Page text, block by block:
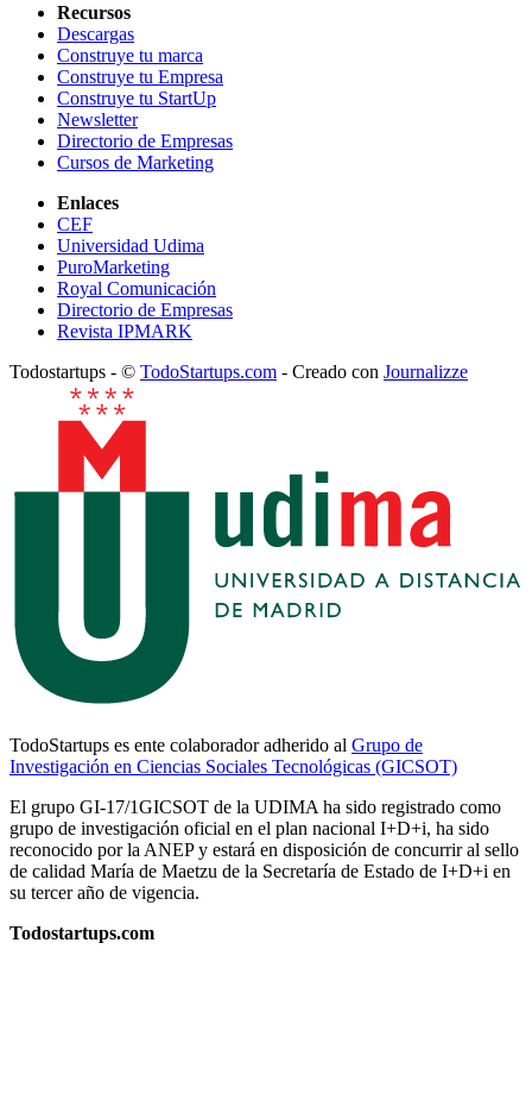
Recursos
Descargas
Construye tu marca
Construye tu Empresa
Construye tu StartUp
Newsletter
Directorio de Empresas
Cursos de Marketing
Enlaces
CEF
Universidad Udima
PuroMarketing
Royal Comunicación
Directorio de Empresas
Revista IPMARK
Todostartups - © TodoStartups.com - Creado con Journalizze
TodoStartups es ente colaborador adherido al Grupo de
Investigación en Ciencias Sociales Tecnológicas (GICSOT)
El grupo GI-17/1GICSOT de la UDIMA ha sido registrado como
grupo de investigación oficial en el plan nacional I+D+i, ha sido
reconocido por la ANEP y estará en disposición de concurrir al sello
de calidad María de Maetzu de la Secretaría de Estado de I+D+i en
su tercer año de vigencia.
Todostartups.com